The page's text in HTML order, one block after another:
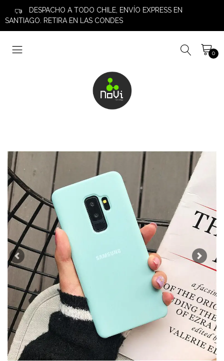
DESPACHO A TODO CHILE, ENVÍO EXPRESS EN
SANTIAGO. RETIRA EN LAS CONDES
0
Previous Next